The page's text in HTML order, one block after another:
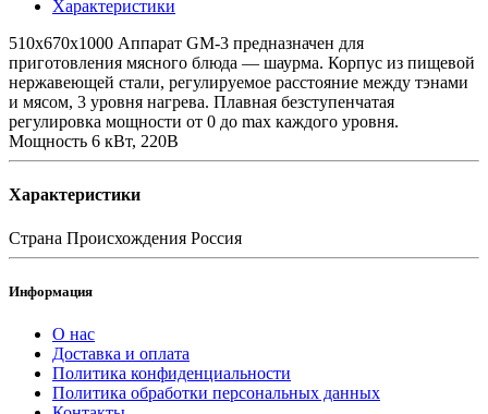
Характеристики
510х670х1000 Аппарат GM-3 предназначен для
приготовления мясного блюда — шаурма. Корпус из пищевой
нержавеющей стали, регулируемое расстояние между тэнами
и мясом, 3 уровня нагрева. Плавная безступенчатая
регулировка мощности от 0 до max каждого уровня.
Мощность 6 кВт, 220В
Характеристики
Страна Происхождения Россия
Информация
О нас
Доставка и оплата
Политика конфиденциальности
Политика обработки персональных данных